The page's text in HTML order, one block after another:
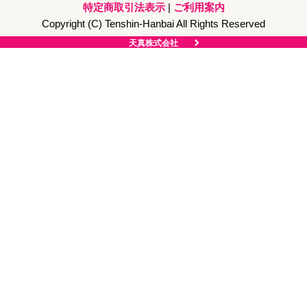
特定商取引法表示 | ご利用案内
Copyright (C) Tenshin-Hanbai All Rights Reserved
天真株式会社